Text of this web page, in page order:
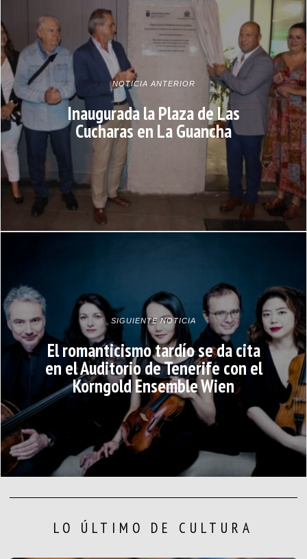
NOTICIA ANTERIOR
Inaugurada la Plaza de Las
Cucharas en La Guancha
SIGUIENTE NOTICIA
El romanticismo tardío se da cita
en el Auditorio de Tenerife con el
Korngold Ensemble Wien
LO ÚLTIMO DE CULTURA